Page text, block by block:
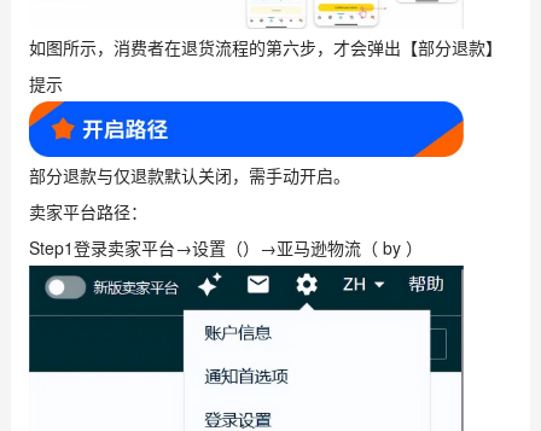
如图所示，消费者在退货流程的第六步，才会弹出【部分退款】
提示
部分退款与仅退款默认关闭，需手动开启。
卖家平台路径：
Step1登录卖家平台→设置（）→亚马逊物流（ by ）